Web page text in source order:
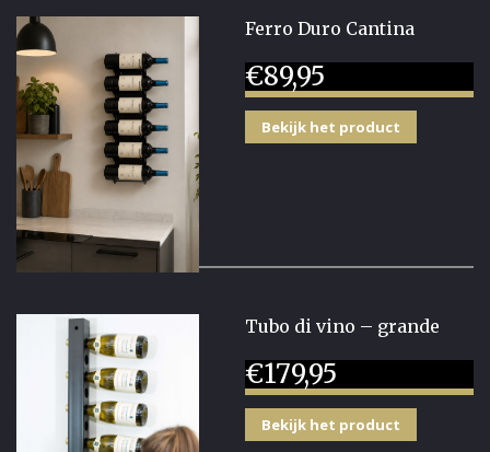
Ferro Duro Cantina
€89,95
Bekijk het product
Tubo di vino – grande
€179,95
Bekijk het product